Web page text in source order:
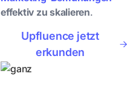
effektiv zu skalieren.
Upfluence jetzt
erkunden